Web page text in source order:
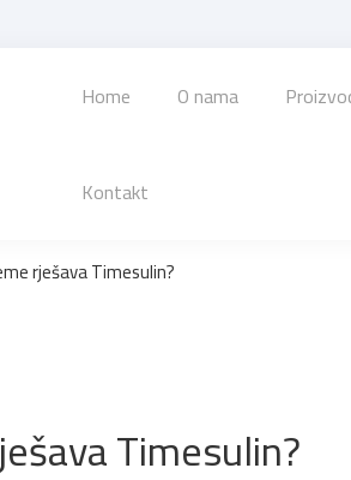
Home O nama
Kontakt
rješava Timesulin?
Timesulin?